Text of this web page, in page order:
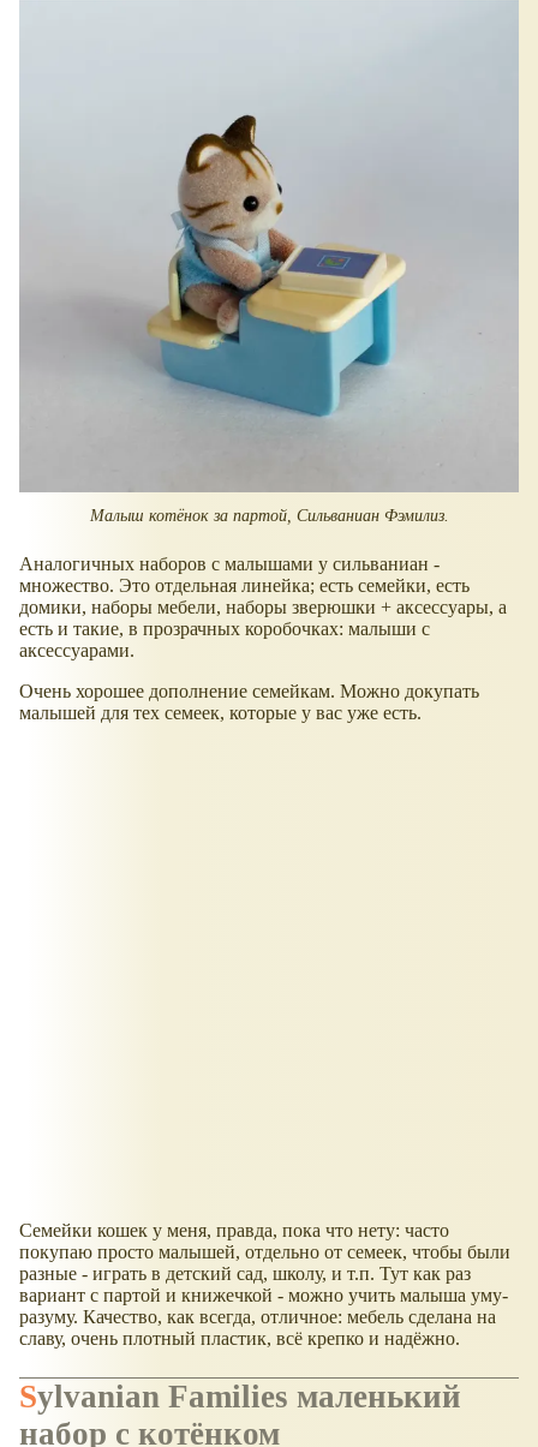
Малыш котёнок за партой, Сильваниан Фэмилиз.
Аналогичных наборов с малышами у сильваниан -
множество. Это отдельная линейка; есть семейки, есть
домики, наборы мебели, наборы зверюшки + аксессуары, а
есть и такие, в прозрачных коробочках: малыши с
аксессуарами.
Очень хорошее дополнение семейкам. Можно докупать
малышей для тех семеек, которые у вас уже есть.
Семейки кошек у меня, правда, пока что нету: часто
покупаю просто малышей, отдельно от семеек, чтобы были
разные - играть в детский сад, школу, и т.п. Тут как раз
вариант с партой и книжечкой - можно учить малыша уму-
разуму. Качество, как всегда, отличное: мебель сделана на
славу, очень плотный пластик, всё крепко и надёжно.
Sylvanian Families маленький
набор с котёнком